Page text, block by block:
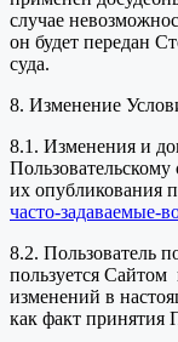
случае
он будет передан
суда.
8. Изменение
8.1. Изменения и
их опубликования
часто-задаваемые-
8.2. Пользователь
пользуется Сайтом
изменений в
как факт принятия